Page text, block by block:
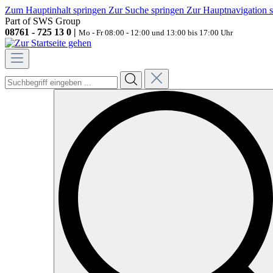
Zum Hauptinhalt springen Zur Suche springen Zur Hauptnavigation
Part of SWS Group
08761 - 725 13 0 | Mo - Fr 08:00 - 12:00 und 13:00 bis 17:00 Uhr